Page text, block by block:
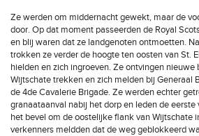
Ze werden om middernacht gewekt, maar de
door. Op dat moment passeerden de Royal
en blij waren dat ze landgenoten ontmoetten.
trokken ze verder de hoogte ten oosten van St.
hielden en zich ingroeven. Ze ontvingen nieuwe
Wijtschate trekken en zich melden bij Generaal
de 4de Cavalerie Brigade. Ze werden echter
granaataanval nabij het dorp en leden de eerste
het bevel om de oostelijke flank van Wijtschate
verkenners meldden dat de weg geblokkeerd